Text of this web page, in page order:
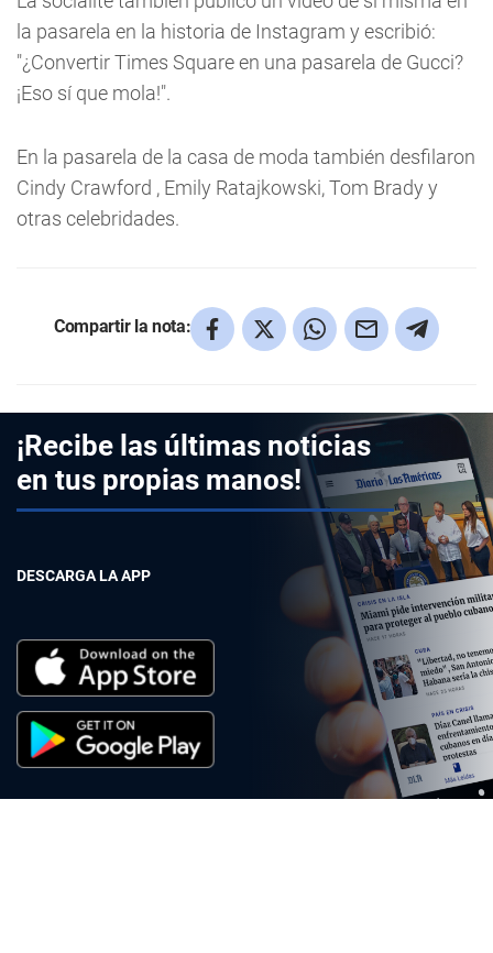
la pasarela en la historia de Instagram y escribió:
"¿Convertir Times Square en una pasarela de Gucci?
¡Eso sí que mola!".
En la pasarela de la casa de moda también desfilaron
Cindy Crawford , Emily Ratajkowski, Tom Brady y
otras celebridades.
Compartir la nota:
¡Recibe las últimas noticias
en tus propias manos!
DESCARGA LA APP